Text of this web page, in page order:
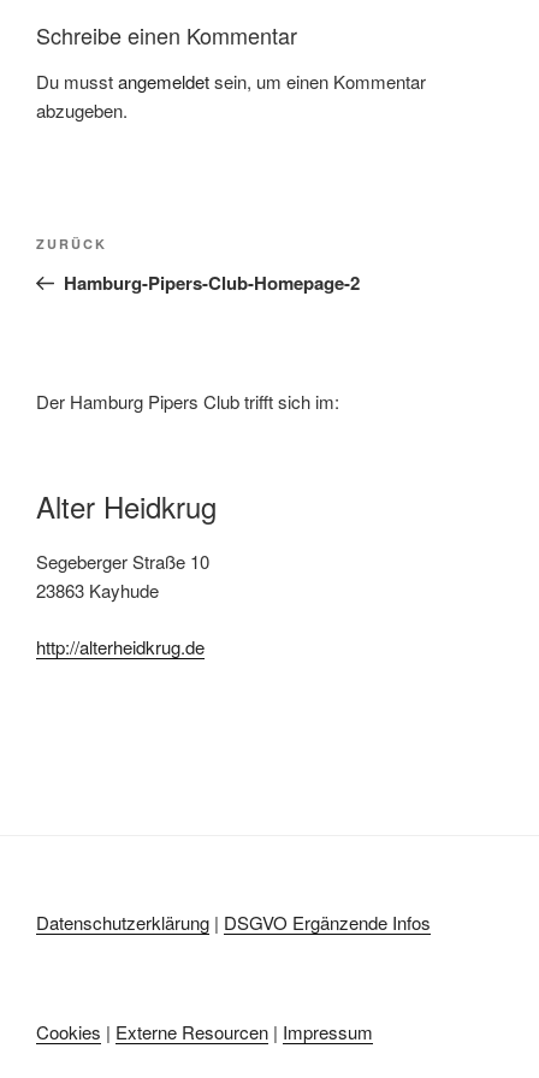
Schreibe einen Kommentar
Du musstangemeldetsein, um einen Kommentar
abzugeben.
Beitragsnavigation
Vorheriger
Beitrag
ZURÜCK
Hamburg-Pipers-Club-Homepage-2
Der Hamburg Pipers Club trifft sich im:
Alter Heidkrug
Segeberger Straße 10
23863 Kayhude
http://alterheidkrug.de
Datenschutzerklärung | DSGVO Ergänzende Infos
Cookies | Externe Resourcen | Impressum